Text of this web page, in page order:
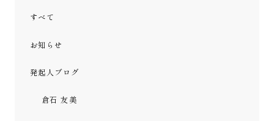
すべて
お知らせ
発起人ブログ
倉石 友美